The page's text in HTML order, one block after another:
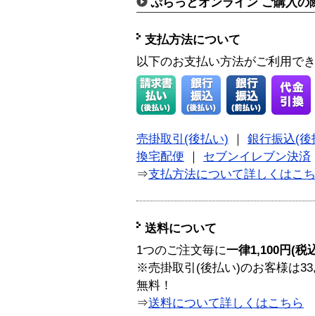
ぷらっとオンライン ご購入の
支払方法について
以下のお支払い方法がご利用で
売掛取引(後払い)
銀行振込(後
換宅配便
セブンイレブン決済
⇒支払方法について詳しくはこ
送料について
1つのご注文毎に一律1,100円(税
※売掛取引(後払い)のお客様は
無料！
⇒送料について詳しくはこちら